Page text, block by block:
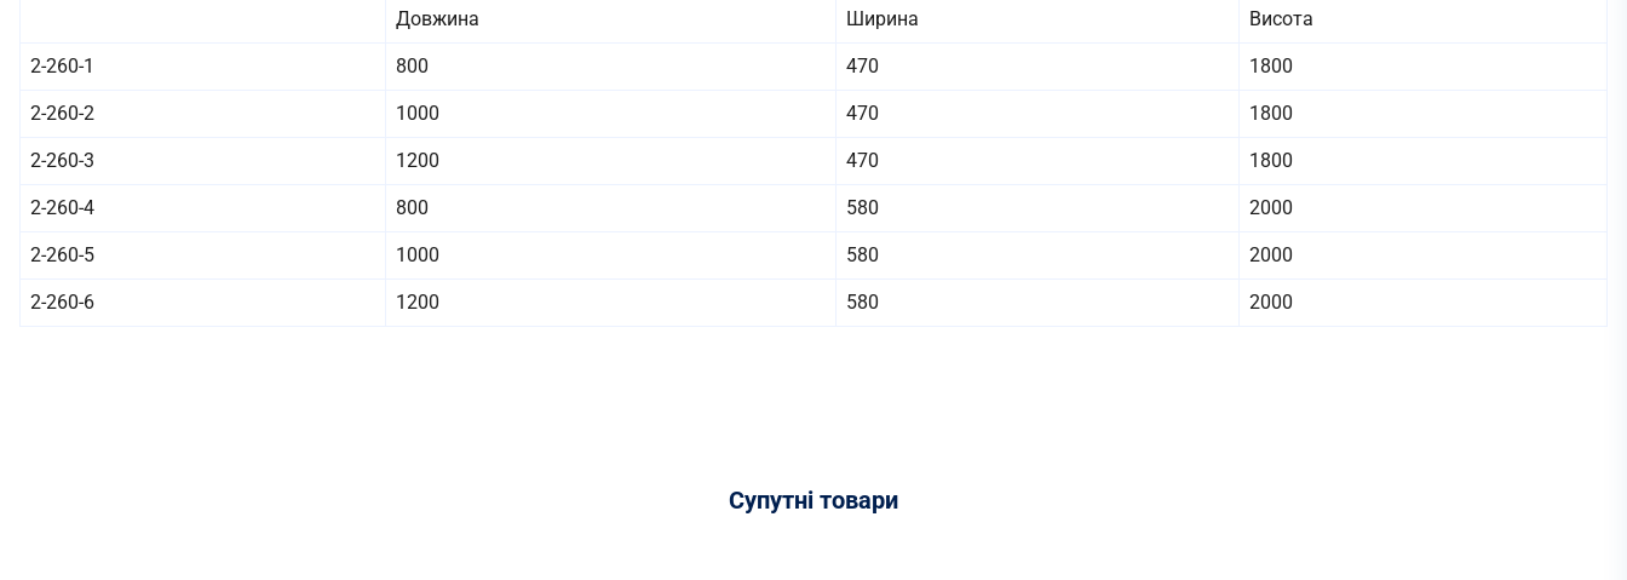
Довжина Ширина Висота
2-260-1 800 470 1800
2-260-2 1000 470 1800
2-260-3 1200 470 1800
2-260-4 800 580 2000
2-260-5 1000 580 2000
2-260-6 1200 580 2000
Супутні товари